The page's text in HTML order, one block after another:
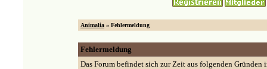
Animalia » Fehlermeldung
Fehlermeldung
Das Forum befindet sich zur Zeit aus folgenden Gründen